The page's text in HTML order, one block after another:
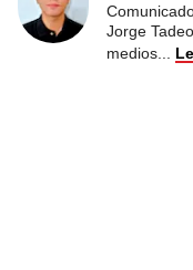
Jorge
medios